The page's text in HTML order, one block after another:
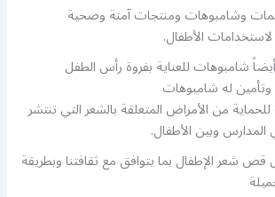
وشامبوهات ومنتجات آمنة وصحية
الأطفال.
شامبوهات للعناية بفروة رأس الطفل
له شامبوهات
من الأمراض المتعلقة بالشعر التي تنتشر
المدارس وبين الأطفال.
شعر الإطفال بما يتوافق مع ثقافتنا وبطريقة